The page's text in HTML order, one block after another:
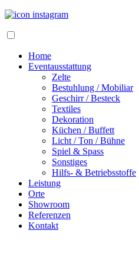
Home
Eventausstattung
Zelte
Bestuhlung / Mobiliar
Geschirr / Besteck
Textiles
Dekoration
Küchen / Buffett
Licht / Ton / Bühne
Spiel & Spass
Sonstiges
Hilfs- & Betriebsstoffe
Leistung
Orte
Showroom
Referenzen
Kontakt